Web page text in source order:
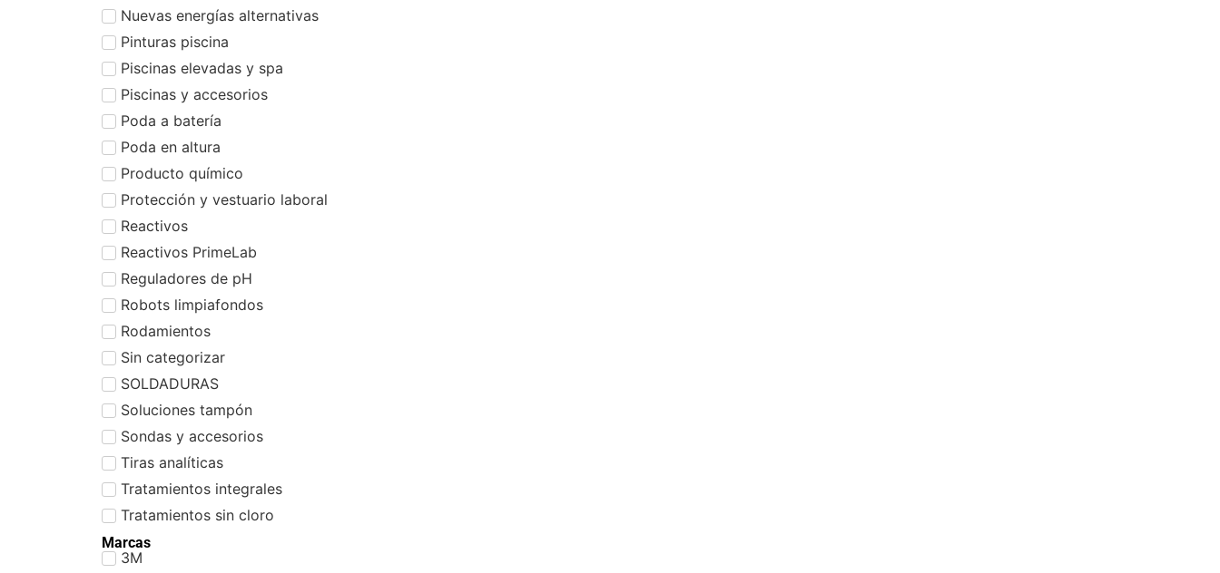
Nuevas energías alternativas
Pinturas piscina
Piscinas elevadas y spa
Piscinas y accesorios
Poda a batería
Poda en altura
Producto químico
Protección y vestuario laboral
Reactivos
Reactivos PrimeLab
Reguladores de pH
Robots limpiafondos
Rodamientos
Sin categorizar
SOLDADURAS
Soluciones tampón
Sondas y accesorios
Tiras analíticas
Tratamientos integrales
Tratamientos sin cloro
Marcas
3M